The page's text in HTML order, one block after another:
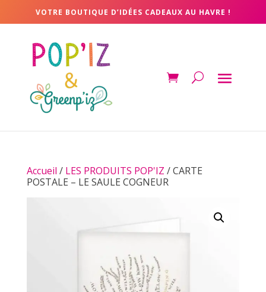
VOTRE BOUTIQUE D’IDÉES CADEAUX AU HAVRE !
Accueil / LES PRODUITS POP'IZ / CARTE
POSTALE – LE SAULE COGNEUR